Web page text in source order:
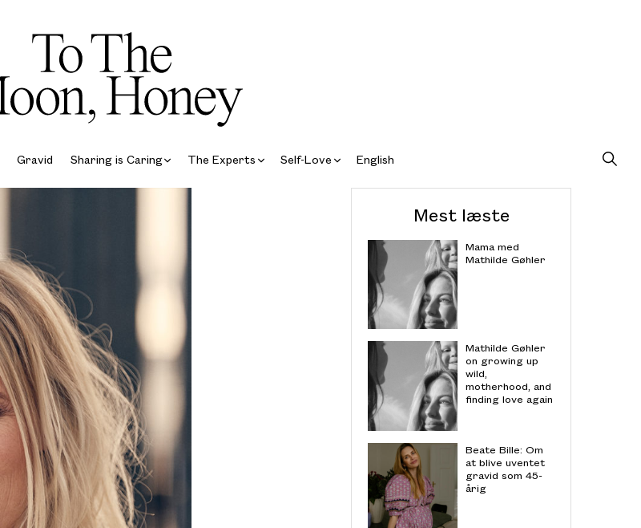
Gravid Sharing is Caring The Experts Self-Love English
Mest læste
Mama med
Mathilde Gøhler
Mathilde Gøhler
on growing up
wild,
motherhood, and
finding love again
Beate Bille: Om
at blive uventet
gravid som 45-
årig